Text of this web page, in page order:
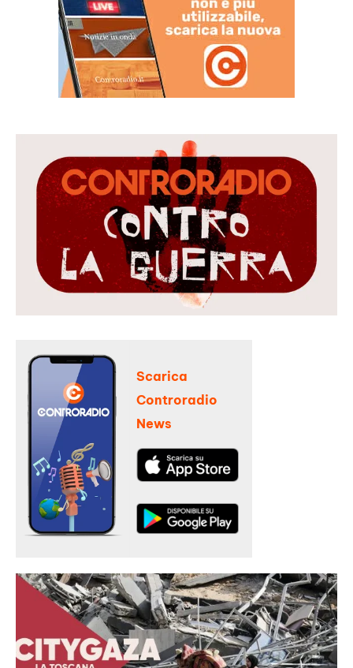
Scarica
Controradio
News